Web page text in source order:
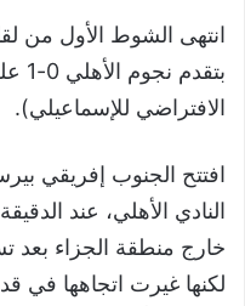
انتهى الشوط الأول من
الافتراضي للإسماعيلي).
افتتح الجنوب إفريقي
خارج منطقة الجزاء بعد
لكنها غيرت اتجاهها في